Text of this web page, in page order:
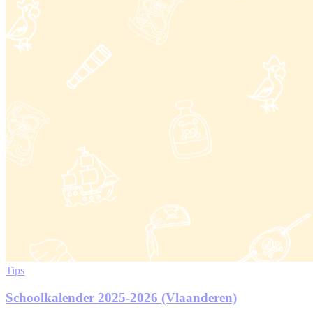
Tips
Schoolkalender 2025-2026 (Vlaanderen)